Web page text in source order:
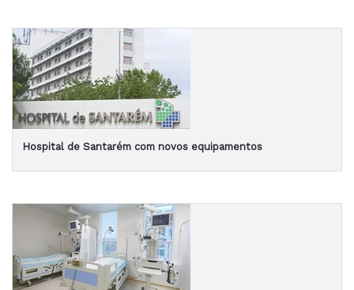
Hospital de Santarém com novos equipamentos